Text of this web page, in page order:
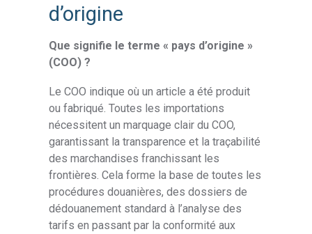
d’origine
Que signifie le terme « pays d’origine »
(COO) ?
Le COO indique où un article a été produit
ou fabriqué. Toutes les importations
nécessitent un marquage clair du COO,
garantissant la transparence et la traçabilité
des marchandises franchissant les
frontières. Cela forme la base de toutes les
procédures douanières, des dossiers de
dédouanement standard à l’analyse des
tarifs en passant par la conformité aux